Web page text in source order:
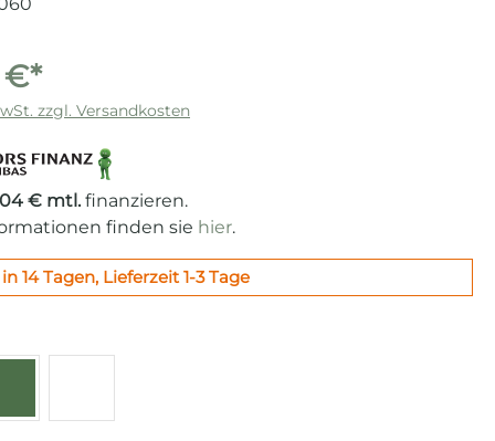
€*
zzgl. Versandkosten
€ mtl. finanzieren.
finden sie hier.
14 Tagen, Lieferzeit 1-3 Tage